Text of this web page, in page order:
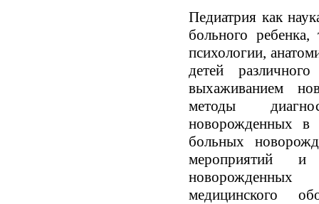
Педиатрия как
больного
психологии,
детей
выхаживанием
методы
новорожденных в
больных
мероприятий
новорожденных
медицинского